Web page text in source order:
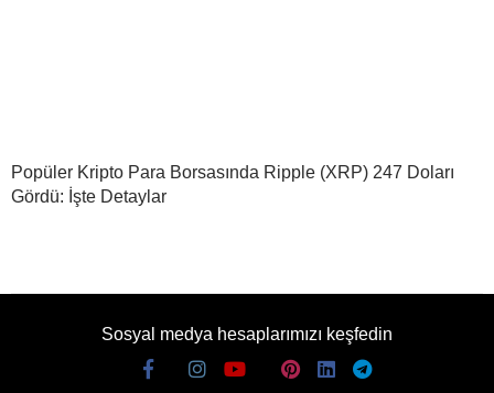
Popüler Kripto Para Borsasında Ripple (XRP) 247 Doları
Gördü: İşte Detaylar
Sosyal medya hesaplarımızı keşfedin